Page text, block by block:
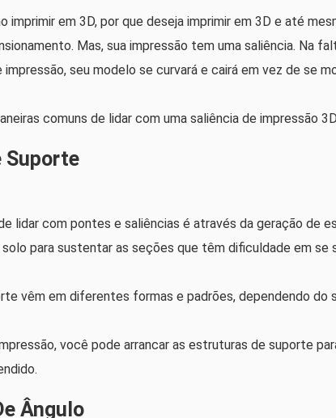
imprimir em 3D, por que deseja imprimir em 3D e até
Mas, sua impressão tem uma saliência. Na
seu modelo se curvará e cairá em vez de se
comuns de lidar com uma saliência de impressão
Suporte
lidar com pontes e saliências é através da geração de
para sustentar as seções que têm dificuldade em se
vêm em diferentes formas e padrões, dependendo do
você pode arrancar as estruturas de suporte
Ângulo